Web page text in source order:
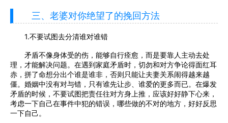
三、老婆对你绝望了的挽回方法
1.不要试图去分清谁对谁错
矛盾不像身体受的伤，能够自行痊愈，而是要靠人主动去处
理，才能解决问题。在遇到家庭矛盾时，切勿和对方争论得面红耳
赤，拼了命想分出个谁是谁非，否则只能让夫妻关系闹得越来越
僵。婚姻中没有对与错，只有谁先让步、谁爱的更多而已。在爆发
矛盾的时候，不要试图把责任往对方身上推，应该好好静下心来，
考虑一下自己在事件中犯的错误，哪些做的不对的地方，好好反思
一下自己。